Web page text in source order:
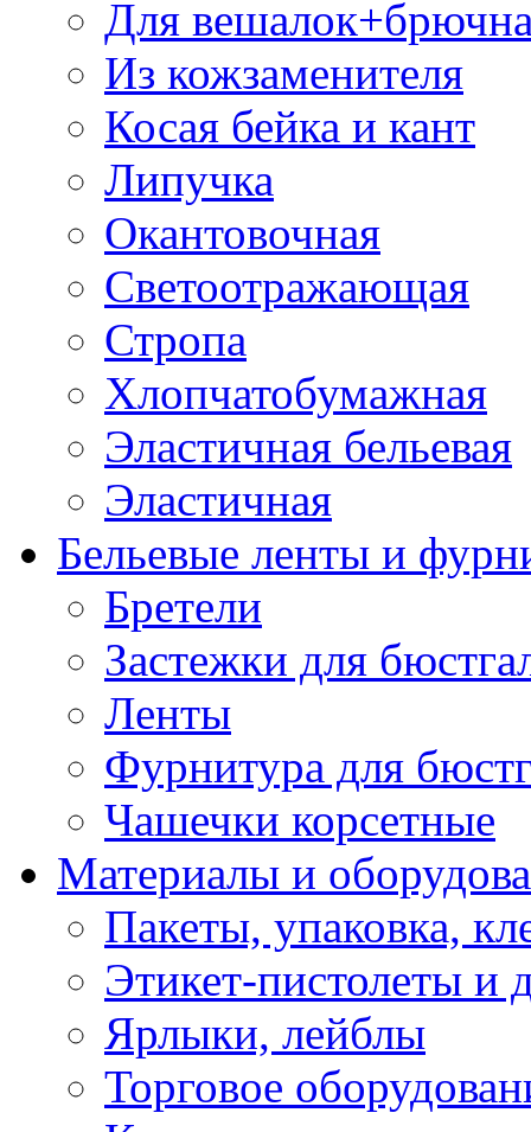
Для
Из кожзаменителя
Косая бейка и кант
Липучка
Окантовочная
Светоотражающая
Стропа
Хлопчатобумажная
Эластичная бельевая
Эластичная
Бельевые ленты и
Бретели
Застежки для
Ленты
Фурнитура для
Чашечки корсетные
Материалы и
Пакеты, упаковка,
Этикет-пистолеты и
Ярлыки, лейблы
Торговое